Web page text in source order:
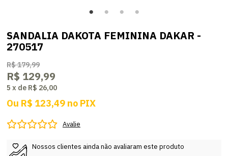
SANDALIA DAKOTA FEMININA DAKAR -
270517
R$ 179,99
R$ 129,99
5 x de R$ 26,00
Ou R$ 123,49 no PIX
Avalie
Nossos clientes ainda não avaliaram este produto